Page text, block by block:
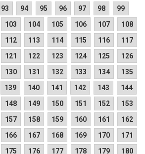
93 94 95 96 97 98
99
103 104 105 106 107
108
112 113 114 115 116
117
121 122 123 124 125
126
130 131 132 133 134
135
139 140 141 142 143
144
148 149 150 151 152
153
157 158 159 160 161
162
166 167 168 169 170
171
175 176 177 178 179 180